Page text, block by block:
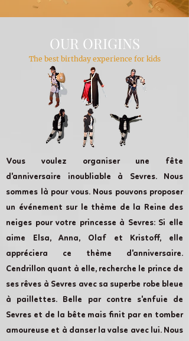
OUR ORIGINS
The best birthday experience for kids
Vous voulez organiser une fête
d'anniversaire inoubliable à Sevres. Nous
sommes là pour vous. Nous pouvons proposer
un événement sur le thème de la Reine des
neiges pour votre princesse à Sevres: Si elle
aime Elsa, Anna, Olaf et Kristoff, elle
appréciera ce thème d'anniversaire.
Cendrillon quant à elle, recherche le prince de
ses rêves à Sevres avec sa superbe robe bleue
à paillettes. Belle par contre s'enfuie de
Sevres et de la bête mais finit par en tomber
amoureuse et à danser la valse avec lui. Nous